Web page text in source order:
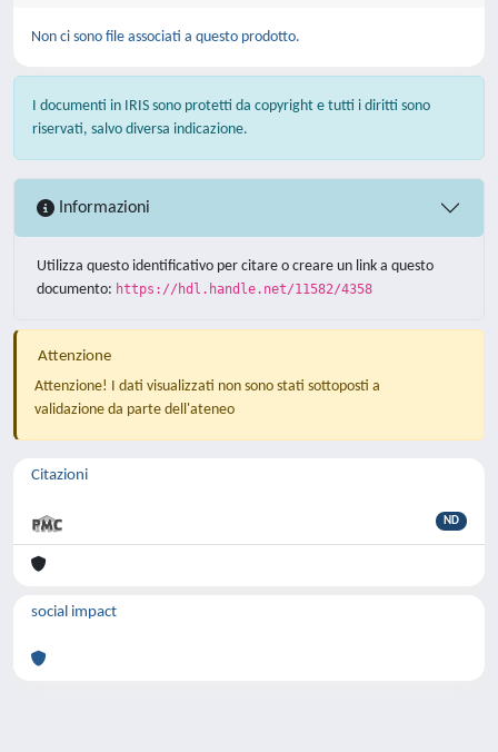
Non ci sono file associati a questo prodotto.
I documenti in IRIS sono protetti da copyright e tutti i diritti sono
riservati, salvo diversa indicazione.
Informazioni
Utilizza questo identificativo per citare o creare un link a questo
documento: https://hdl.handle.net/11582/4358
Attenzione
Attenzione! I dati visualizzati non sono stati sottoposti a
validazione da parte dell'ateneo
Citazioni
ND
social impact